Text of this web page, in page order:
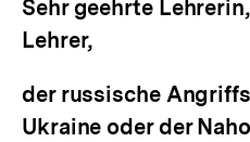
Sehr geehrte
Lehrer,
der russische
Ukraine oder der